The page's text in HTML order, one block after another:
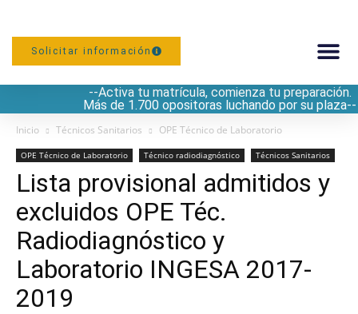
Solicitar información
--Activa tu matrícula, comienza tu preparación.
Más de 1.700 opositoras luchando por su plaza--
Inicio Técnicos Sanitarios OPE Técnico de Laboratorio
OPE Técnico de Laboratorio Técnico radiodiagnóstico Técnicos Sanitarios
Lista provisional admitidos y
excluidos OPE Téc.
Radiodiagnóstico y
Laboratorio INGESA 2017-
2019